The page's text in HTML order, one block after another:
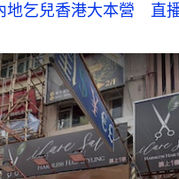
地乞兒香港大本營　直